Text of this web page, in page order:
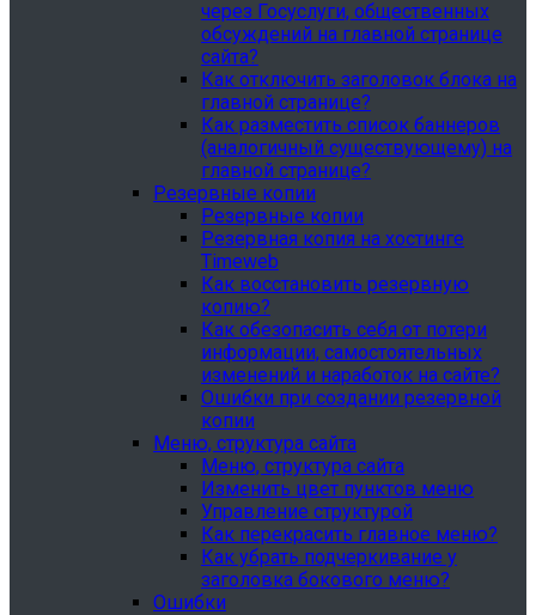
через Госуслуги, общественных
обсуждений на главной странице
сайта?
Как отключить заголовок блока на
главной странице?
Как разместить список баннеров
(аналогичный существующему) на
главной странице?
Резервные копии
Резервные копии
Резервная копия на хостинге
Timeweb
Как восстановить резервную
копию?
Как обезопасить себя от потери
информации, самостоятельных
изменений и наработок на сайте?
Ошибки при создании резервной
копии
Меню, структура сайта
Меню, структура сайта
Изменить цвет пунктов меню
Управление структурой
Как перекрасить главное меню?
Как убрать подчеркивание у
заголовка бокового меню?
Ошибки